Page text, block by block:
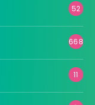
52
668
11